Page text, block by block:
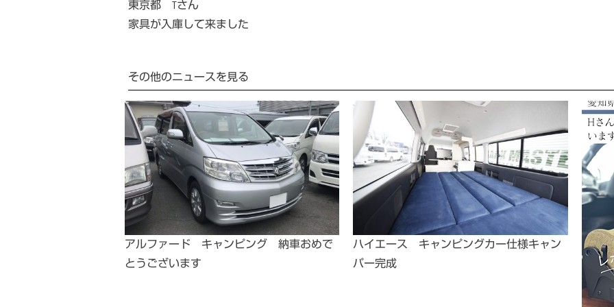
東京都 Tさん
家具が入庫して来ました
その他のニュースを見る
アルファード キャンピング 納車おめで
とうございます
ハイエース キャンピングカー仕様キャン
パー完成